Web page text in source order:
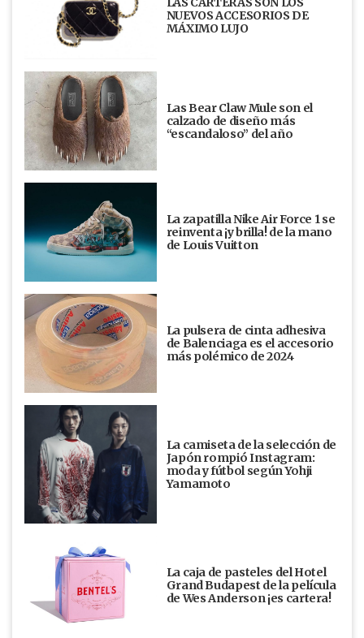
NUEVOS ACCESORIOS DE
MÁXIMO LUJO
Las Bear Claw Mule son el
calzado de diseño más
“escandaloso” del año
La zapatilla Nike Air Force 1 se
reinventa ¡y brilla! de la mano
de Louis Vuitton
La pulsera de cinta adhesiva
de Balenciaga es el accesorio
más polémico de 2024
La camiseta de la selección de
Japón rompió Instagram:
moda y fútbol según Yohji
Yamamoto
La caja de pasteles del Hotel
Grand Budapest de la película
de Wes Anderson ¡es cartera!